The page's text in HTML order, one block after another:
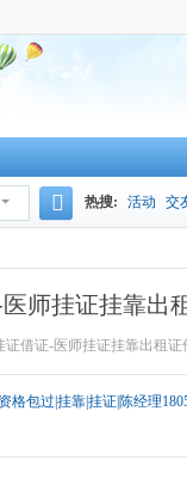
索
热搜: 活动 交
师挂证挂靠出
证借证-医师挂证挂靠出租证
包过|挂靠|挂证|陈经理